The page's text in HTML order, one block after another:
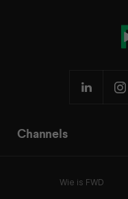
Channels
Wie is FWD